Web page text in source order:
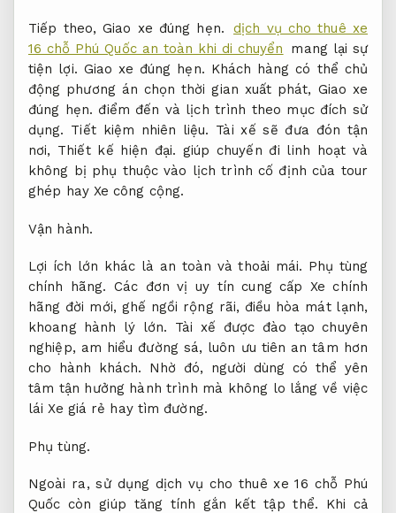
Tiếp theo,Giao xe đúng hẹn.
dịch vụ cho thuê xe
16 chỗ Phú Quốc an toàn khi di chuyển
mang lại sự
tiện lợi. Giao xe đúng hẹn. Khách hàng có thể chủ
động phương án chọn thời gian xuất phát, Giao xe
đúng hẹn. điểm đến và lịch trình theo mục đích sử
dụng. Tiết kiệm nhiên liệu. Tài xế sẽ đưa đón tận
nơi, Thiết kế hiện đại. giúp chuyến đi linh hoạt và
không bị phụ thuộc vào lịch trình cố định của tour
ghép hay Xe công cộng.
Vận hành.
Lợi ích lớn khác là an toàn và thoải mái. Phụ tùng
chính hãng. Các đơn vị uy tín cung cấp Xe chính
hãng đời mới, ghế ngồi rộng rãi, điều hòa mát lạnh,
khoang hành lý lớn. Tài xế được đào tạo chuyên
nghiệp, am hiểu đường sá, luôn ưu tiên an tâm hơn
cho hành khách. Nhờ đó, người dùng có thể yên
tâm tận hưởng hành trình mà không lo lắng về việc
lái Xe giá rẻ hay tìm đường.
Phụ tùng.
Ngoài ra, sử dụng dịch vụ cho thuê xe 16 chỗ Phú
Quốc còn giúp tăng tính gắn kết tập thể. Khi cả